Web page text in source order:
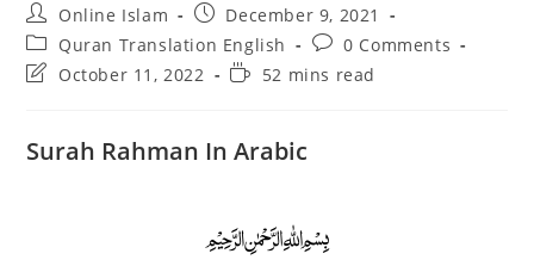
Post
author:
Online Islam
Post
published:
December 9, 2021
Post
category:
Quran Translation English
Post
comments:
0 Comments
PostOctober 11, 2022
Reading52 mins read
Surah Rahman In Arabic
﷽